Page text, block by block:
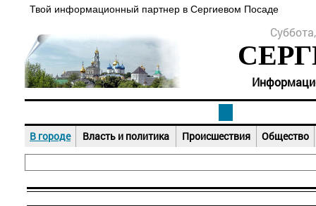
Твой информационный партнер в Сергиевом Посаде
В городе Власть и политика Происшествия Общество